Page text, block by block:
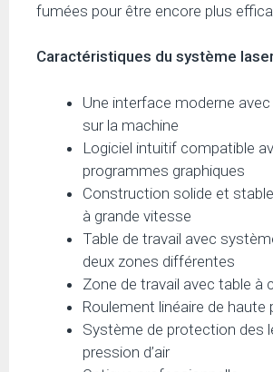
fumées pour être encore plus
Caractéristiques du système
Une interface moderne
sur la machine
Logiciel intuitif compatible
programmes graphiques
Construction solide et
à grande vitesse
Table de travail avec
deux zones différentes
Zone de travail avec table à
Roulement linéaire de haute
Système de protection des
pression d’air